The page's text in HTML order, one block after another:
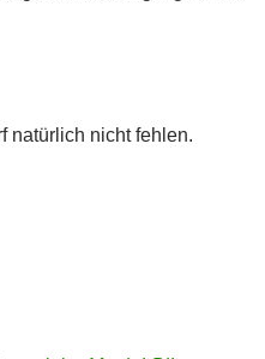
natürlich nicht fehlen.